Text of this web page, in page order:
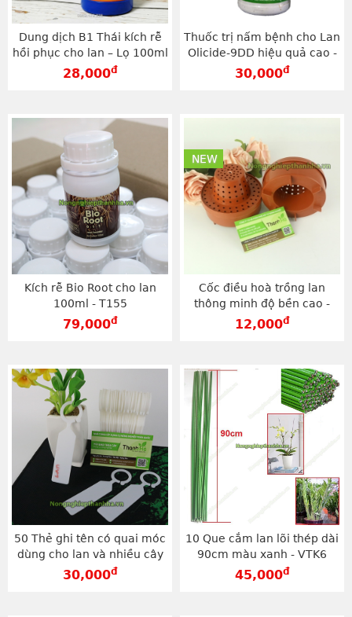
Dung dịch B1 Thái kích rễ
hồi phục cho lan – Lọ 100ml
- T162
28,000đ
Thuốc trị nấm bệnh cho Lan
Olicide-9DD hiệu quả cao -
T19
30,000đ
Kích rễ Bio Root cho lan
100ml - T155
79,000đ
Cốc điều hoà trồng lan
thông minh độ bền cao -
D127
12,000đ
NEW
50 Thẻ ghi tên có quai móc
dùng cho lan và nhiều cây
trồng - D21
30,000đ
10 Que cắm lan lõi thép dài
90cm màu xanh - VTK6
45,000đ